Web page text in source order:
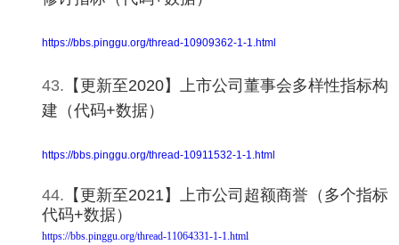
https://bbs.pinggu.org/thread-10909362-1-1.html
43. 【更新至2020】上市公司董事会多样性指标构
建（代码+数据）
https://bbs.pinggu.org/thread-10911532-1-1.html
44. 【更新至2021】上市公司超额商誉（多个指标
代码+数据）
https://bbs.pinggu.org/thread-11064331-1-1.html